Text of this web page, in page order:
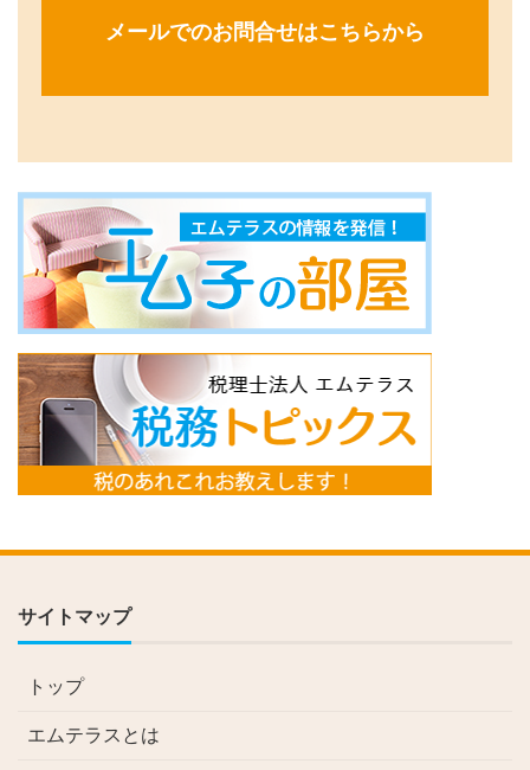
メールでのお問合せはこちらから
サイトマップ
トップ
エムテラスとは